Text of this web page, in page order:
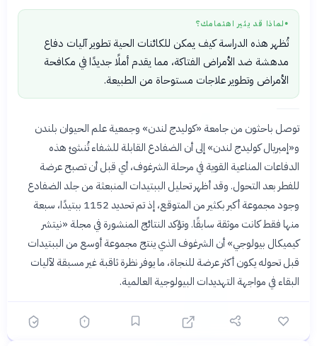
● لماذا قد يثير اهتمامك؟
تُظهر هذه الدراسة كيف يمكن للكائنات الحية تطوير آليات دفاع
مدهشة ضد الأمراض الفتاكة، مما يقدم أملًا جديدًا في مكافحة
الأمراض وتطوير علاجات مستوحاة من الطبيعة.
توصل باحثون من جامعة «كوليدج لندن» وجمعية علم الحيوان بلندن
و«إمبريال كوليدج لندن» إلى أن الضفادع القابلة للشفاء تُنشئ هذه
الدفاعات المناعية القوية في مرحلة الشرغوف، أي قبل أن تصبح عرضة
للفطر بعد التحول. وقد أظهر تحليل الببتيدات المنبعثة من جلد الضفادع
وجود مجموعة أكبر بكثير من المتوقع، إذ تم تحديد 1152 ببتيدًا، سبعة
منها فقط كانت موثقة سابقًا. وتؤكد النتائج المنشورة في مجلة «نيتشر
كيميكال بيولوجي» أن الشرغوف الذي ينتج مجموعة أوسع من الببتيدات
قبل تحوله يكون أكثر عرضة للنجاة، ما يوفر نظرة ثاقبة غير مسبقة لآليات
البقاء في مواجهة التهديدات البيولوجية العالمية.